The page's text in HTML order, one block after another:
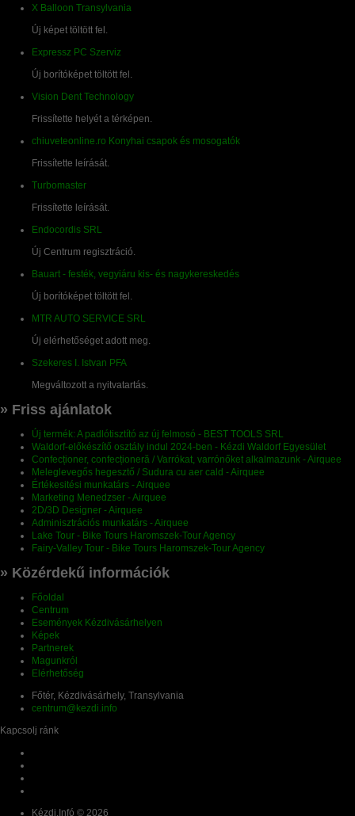
X Balloon Transylvania
Új képet töltött fel.
Expressz PC Szerviz
Új borítóképet töltött fel.
Vision Dent Technology
Frissítette helyét a térképen.
chiuveteonline.ro Konyhai csapok és mosogatók
Frissítette leírását.
Turbomaster
Frissítette leírását.
Endocordis SRL
Új Centrum regisztráció.
Bauart - festék, vegyiáru kis- és nagykereskedés
Új borítóképet töltött fel.
MTR AUTO SERVICE SRL
Új elérhetőséget adott meg.
Szekeres I. Istvan PFA
Megváltozott a nyitvatartás.
» Friss ajánlatok
Új termék: A padlótisztító az új felmosó - BEST TOOLS SRL
Waldorf-előkészítő osztály indul 2024-ben - Kézdi Waldorf Egyesület
Confecționer, confecționeră / Varrókat, varrónőket alkalmazunk - Airquee
Meleglevegős hegesztő / Sudura cu aer cald - Airquee
Értékesitési munkatárs - Airquee
Marketing Menedzser - Airquee
2D/3D Designer - Airquee
Adminisztrációs munkatárs - Airquee
Lake Tour - Bike Tours Haromszek-Tour Agency
Fairy-Valley Tour - Bike Tours Haromszek-Tour Agency
» Közérdekű információk
Főoldal
Centrum
Események Kézdivásárhelyen
Képek
Partnerek
Magunkról
Elérhetőség
Főtér, Kézdivásárhely, Transylvania
centrum@kezdi.info
Kapcsolj ránk
Kézdi.Infó © 2026